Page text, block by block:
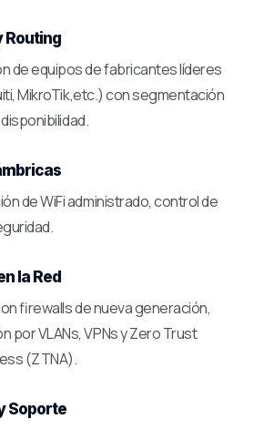
Routing
de equipos de fabricantes líderes
MikroTik,etc.) con segmentación
de WiFi administrado, control de
la Red
firewalls de nueva generación,
por VLANs, VPNs y Zero Trust
(ZTNA).
Soporte